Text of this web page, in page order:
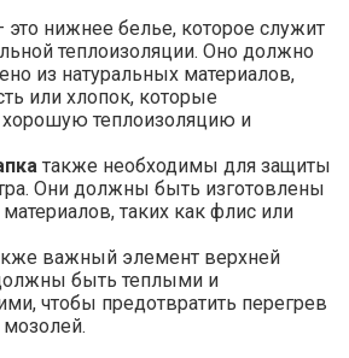
это нижнее белье, которое служит
теплоизоляции. Оно должно
из натуральных материалов,
или хлопок, которые
теплоизоляцию и
также необходимы для защиты
Они должны быть изготовлены
таких как флис или
важный элемент верхней
быть теплыми и
чтобы предотвратить перегрев